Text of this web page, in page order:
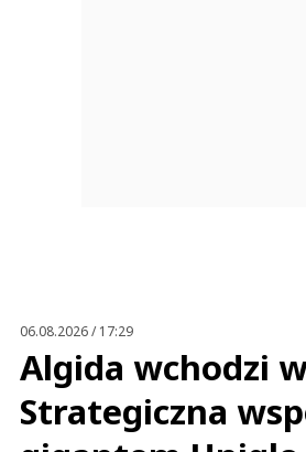
06.08.2026 / 17:29
Algida wchodzi
Strategiczna